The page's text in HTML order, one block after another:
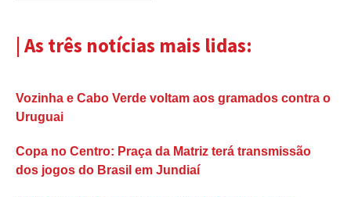
| As três notícias mais lidas:
Vozinha e Cabo Verde voltam aos gramados contra o
Uruguai
Copa no Centro: Praça da Matriz terá transmissão
dos jogos do Brasil em Jundiaí